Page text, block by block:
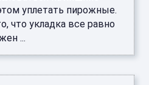
уплетать пирожные.
что укладка все равно
...